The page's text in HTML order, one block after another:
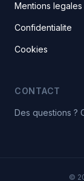
Mentions legales
Confidentialite
Cookies
CONTACT
Des questions ?
©